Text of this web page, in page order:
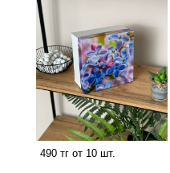
490 тг от 10 шт.